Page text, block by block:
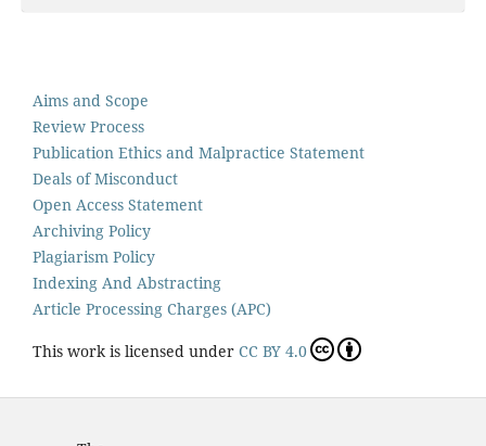
Aims and Scope
Review Process
Publication Ethics and Malpractice Statement
Deals of Misconduct
Open Access Statement
Archiving Policy
Plagiarism Policy
Indexing And Abstracting
Article Processing Charges (APC)
This work is licensed under CC BY 4.0